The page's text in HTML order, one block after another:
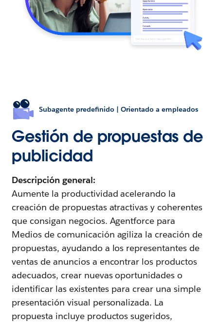
Subagente predefinido | Orientado a empleados
Gestión de propuestas de
publicidad
Descripción general:
Aumente la productividad acelerando la
creación de propuestas atractivas y coherentes
que consigan negocios. Agentforce para
Medios de comunicación agiliza la creación de
propuestas, ayudando a los representantes de
ventas de anuncios a encontrar los productos
adecuados, crear nuevas oportunidades o
identificar las existentes para crear una simple
presentación visual personalizada. La
propuesta incluye productos sugeridos,